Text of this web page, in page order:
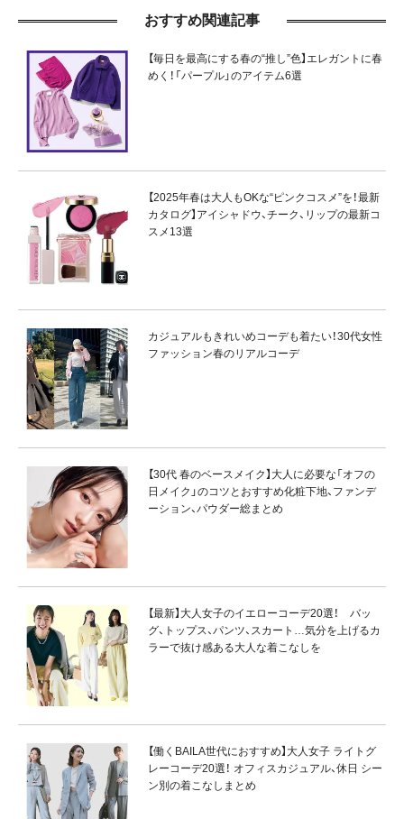
おすすめ関連記事
【毎日を最高にする春の“推し”色】エレガントに春
めく！「パープル」のアイテム6選
【2025年春は大人もOKな“ピンクコスメ”を！最新
カタログ】アイシャドウ、チーク、リップの最新コ
スメ13選
カジュアルもきれいめコーデも着たい！30代女性
ファッション春のリアルコーデ
【30代 春のベースメイク】大人に必要な「オフの
日メイク」のコツとおすすめ化粧下地、ファンデ
ーション、パウダー総まとめ
【最新】大人女子のイエローコーデ20選！ バッ
グ、トップス、パンツ、スカート…気分を上げるカ
ラーで抜け感ある大人な着こなしを
【働くBAILA世代におすすめ】大人女子 ライトグ
レーコーデ20選！ オフィスカジュアル、休日 シー
ン別の着こなしまとめ